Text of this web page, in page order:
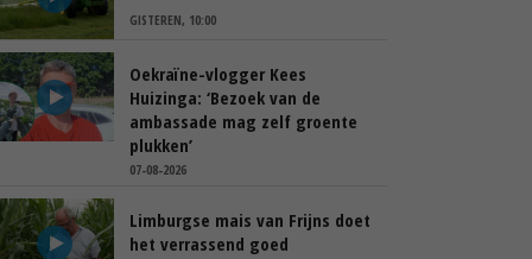
GISTEREN, 10:00
Oekraïne-vlogger Kees
Huizinga: ‘Bezoek van de
ambassade mag zelf groente
plukken’
07-08-2026
Limburgse mais van Frijns doet
het verrassend goed